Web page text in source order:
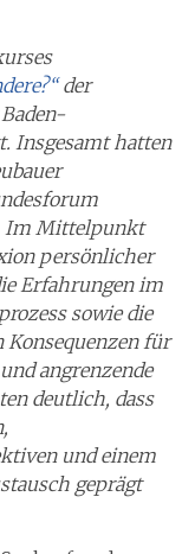
der
Insgesamt hatten
Im Mittelpunkt
persönlicher
Erfahrungen im
sowie die
für
angrenzende
deutlich, dass
und einem
geprägt